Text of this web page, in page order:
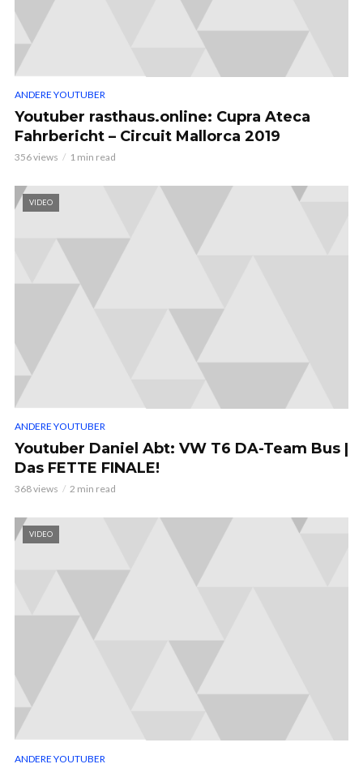
ANDERE YOUTUBER
Youtuber rasthaus.online: Cupra Ateca
Fahrbericht – Circuit Mallorca 2019
356 views 1 min read
VIDEO
ANDERE YOUTUBER
Youtuber Daniel Abt: VW T6 DA-Team Bus |
Das FETTE FINALE!
368 views 2 min read
VIDEO
ANDERE YOUTUBER